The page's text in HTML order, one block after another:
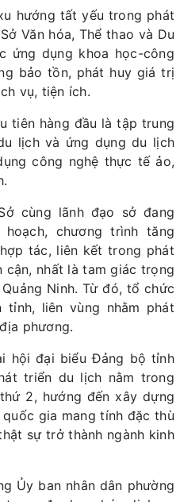
hướng tất yếu trong phát
Văn hóa, Thể thao và Du
ứng dụng khoa học-công
bảo tồn, phát huy giá trị
vụ, tiện ích.
tiên hàng đầu là tập trung
lịch và ứng dụng du lịch
công nghệ thực tế ảo,
cùng lãnh đạo sở đang
chương trình tăng
tác, liên kết trong phát
nhất là tam giác trọng
Ninh. Từ đó, tổ chức
liên vùng nhằm phát
phương.
hội đại biểu Đảng bộ tỉnh
triển du lịch nằm trong
2, hướng đến xây dựng
gia mang tính đặc thù
sự trở thành ngành kinh
Ủy ban nhân dân phường